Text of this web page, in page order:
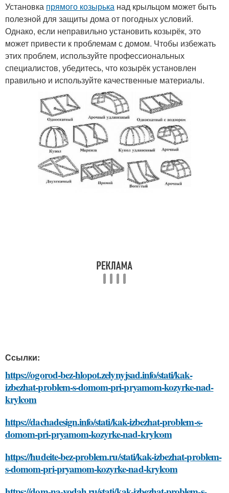
Установка прямого козырька над крыльцом может быть
полезной для защиты дома от погодных условий.
Однако, если неправильно установить козырёк, это
может привести к проблемам с домом. Чтобы избежать
этих проблем, используйте профессиональных
специалистов, убедитесь, что козырёк установлен
правильно и используйте качественные материалы.
Ссылки:
https://ogorod-bez-hlopot.zelynyjsad.info/stati/kak-
izbezhat-problem-s-domom-pri-pryamom-kozyrke-nad-
krylcom
https://dachadesign.info/stati/kak-izbezhat-problem-s-
domom-pri-pryamom-kozyrke-nad-krylcom
https://hudeite-bez-problem.ru/stati/kak-izbezhat-problem-
s-domom-pri-pryamom-kozyrke-nad-krylcom